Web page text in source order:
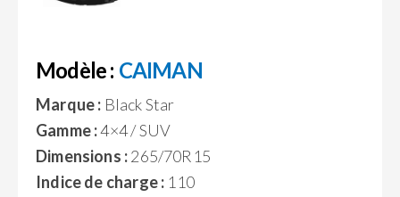
Modèle : CAIMAN
Marque : Black Star
Gamme :4×4 / SUV
Dimensions :265/70R15
Indice de charge : 110